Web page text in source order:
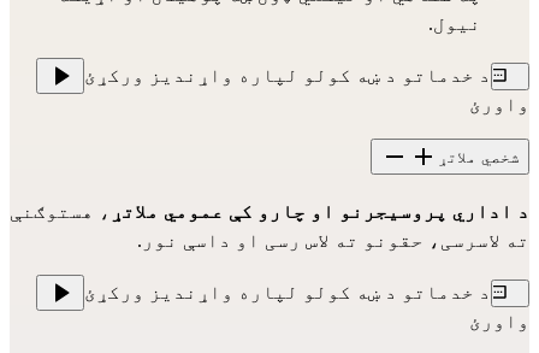
نیول.
د خدماتو د ښه کولو لپاره واړندیز ورکړئ
واورئ
شخصي ملاتړ
د اداري پروسیجرنو او چارو کې عمومي ملاتړ
ته لاسرسی، حقونو ته لاس رسی او داسې نور.
د خدماتو د ښه کولو لپاره واړندیز ورکړئ
واورئ